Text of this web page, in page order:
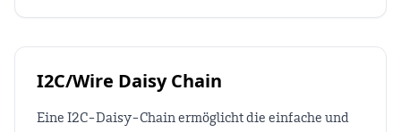
I2C/Wire Daisy Chain
Eine I2C-Daisy-Chain ermöglicht die einfache und